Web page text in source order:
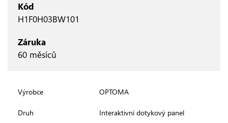
Kód
H1F0H03BW101
Záruka
60 měsíců
Výrobce OPTOMA
Druh Interaktivní dotykový panel